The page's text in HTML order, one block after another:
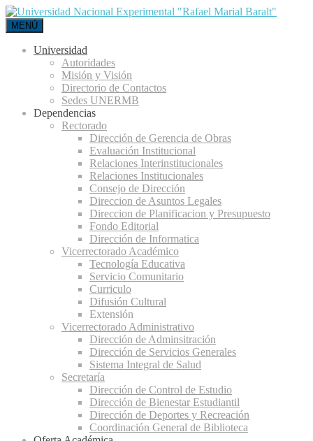
MENÚ
Universidad
Autoridades
Misión y Visión
Directorio de Contactos
Sedes UNERMB
Dependencias
Rectorado
Dirección de Gerencia de Obras
Evaluación Institucional
Relaciones Interinstitucionales
Relaciones Institucionales
Consejo de Dirección
Direccion de Asuntos Legales
Direccion de Planificacion y Presupuesto
Fondo Editorial
Dirección de Informatica
Vicerrectorado Académico
Tecnología Educativa
Servicio Comunitario
Curriculo
Difusión Cultural
Extensión
Vicerrectorado Administrativo
Dirección de Adminsitración
Dirección de Servicios Generales
Sistema Integral de Salud
Secretaría
Dirección de Control de Estudio
Dirección de Bienestar Estudiantil
Dirección de Deportes y Recreación
Coordinación General de Biblioteca